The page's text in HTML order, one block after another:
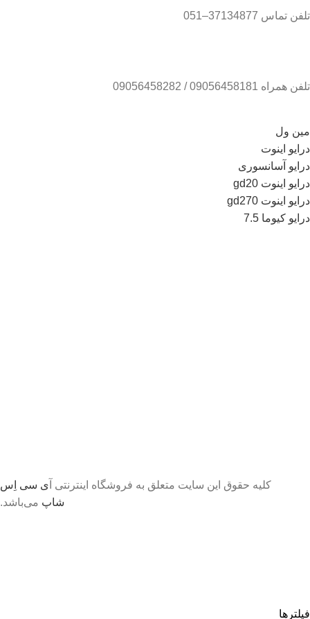
تلفن تماس 37134877–051
تلفن همراه 09056458181 / 09056458282
مین ول
درایو اینوت
درایو آسانسوری
درایو اینوت gd20
درایو اینوت gd270
درایو کیوما 7.5
کلیه حقوق این سایت متعلق به فروشگاه اینترنتی آ ی سی اِس
شاپ می‌باشد.
فیلترها